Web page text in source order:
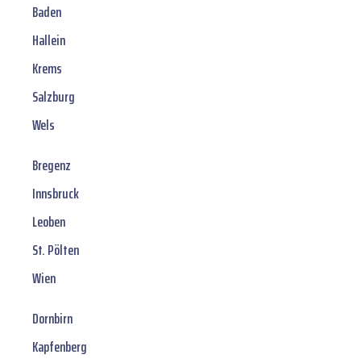
Baden
Hallein
Krems
Salzburg
Wels
Bregenz
Innsbruck
Leoben
St. Pölten
Wien
Dornbirn
Kapfenberg